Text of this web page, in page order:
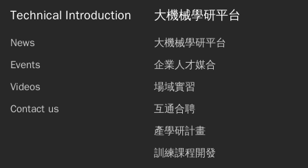
Technical Introduction
News
Events
Videos
Contact us
大機械學研平台
大機械學研平台
企業人才媒合
場域實習
互通合聘
產學研計畫
訓練課程開發